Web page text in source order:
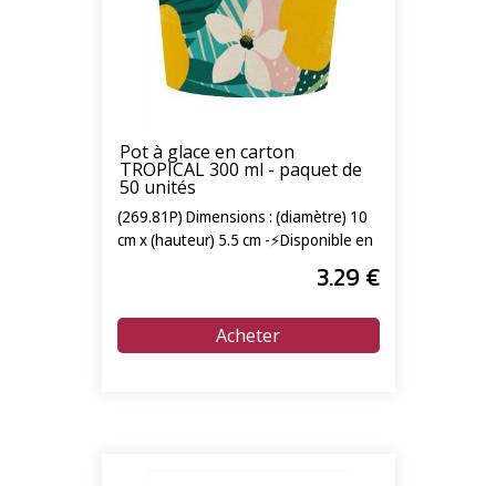
Pot à glace en carton
TROPICAL 300 ml - paquet de
50 unités
(269.81P) Dimensions : (diamètre) 10
cm x (hauteur) 5.5 cm -⚡Disponible en
3.29 €